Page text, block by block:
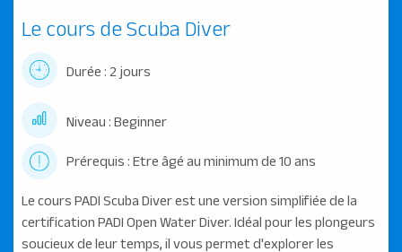
Le cours de Scuba Diver
Durée : 2 jours
Niveau : Beginner
Prérequis : Etre âgé au minimum de 10 ans
Le cours PADI Scuba Diver est une version simplifiée de la
certification PADI Open Water Diver. Idéal pour les plongeurs
soucieux de leur temps, il vous permet d'explorer les